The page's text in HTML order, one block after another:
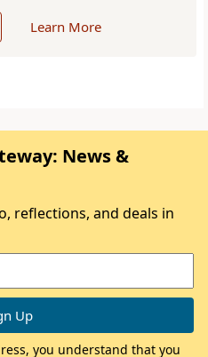
Learn More
News &
reflections, and deals in
you understand that you